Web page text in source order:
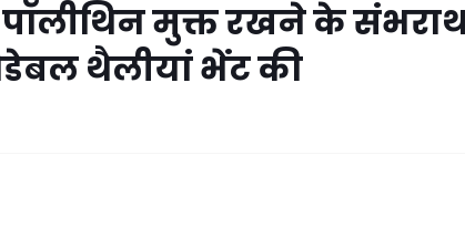
मुक्त रखने के
थैलीयां भेंट की